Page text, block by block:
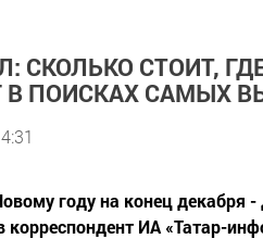
СКОЛЬКО СТОИТ,
В ПОИСКАХ САМЫХ
году на конец декабря
корреспондент ИА «Татар-